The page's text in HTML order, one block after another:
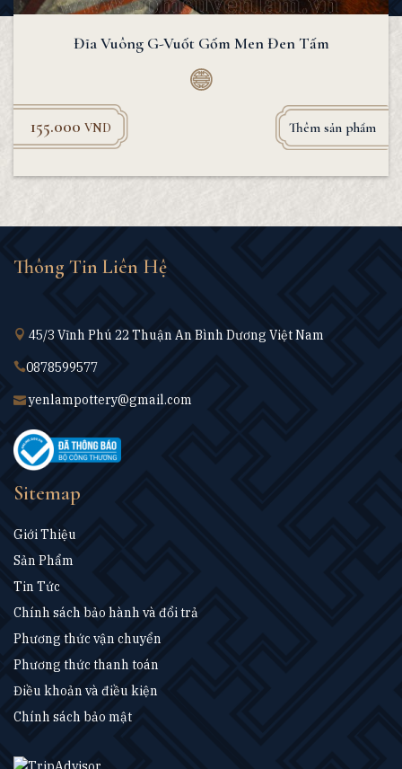
Đĩa Vuông G-Vuốt Gốm Men Đen Tấm
155.000 VND Thêm sản phẩm
Thông Tin Liên Hệ
45/3 Vĩnh Phú 22 Thuận An Bình Dương Việt Nam
0878599577
yenlampottery@gmail.com
Sitemap
Giới Thiệu
Sản Phẩm
Tin Tức
Chính sách bảo hành và đổi trả
Phương thức vận chuyển
Phương thức thanh toán
Điều khoản và điều kiện
Chính sách bảo mật